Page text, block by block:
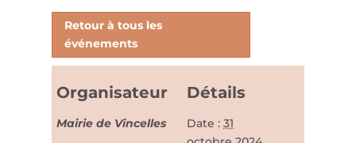
Détails
Date : 31
Organisateur
Mairie de Vincelles
Retour à tous les
événements